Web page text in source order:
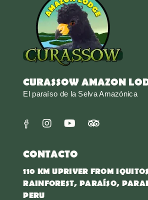
CURASSOW AMAZON
El paraíso de la Selva Amazónica
CONTACTO
110 KM UPRIVER FROM
RAINFOREST, PARAÍSO,
PERU